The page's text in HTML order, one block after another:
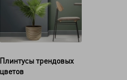
Плинтусы трендовых
цветов